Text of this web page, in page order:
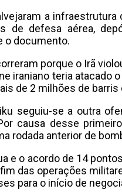
a
de defesa aérea,
o documento.
porque o Irã
iraniano teria atacado
de 2 milhões de
seguiu-se a outra
causa desse
rodada anterior de
e o acordo de 14
das operações
para o início de